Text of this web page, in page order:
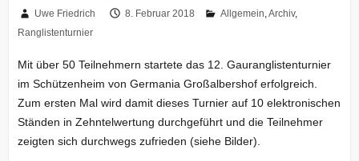
Uwe Friedrich 8. Februar 2018 Allgemein,Archiv,
Ranglistenturnier
Mit über 50 Teilnehmern startete das 12. Gauranglistenturnier
im Schützenheim von Germania Großalbershof erfolgreich.
Zum ersten Mal wird damit dieses Turnier auf 10 elektronischen
Ständen in Zehntelwertung durchgeführt und die Teilnehmer
zeigten sich durchwegs zufrieden (siehe Bilder).